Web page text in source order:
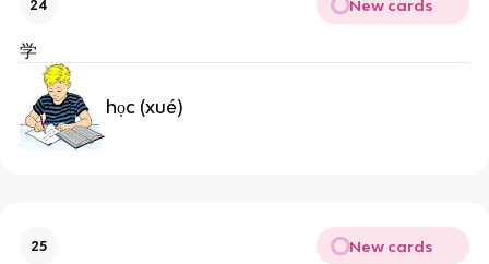
24 New cards
学
học (xué)
25 New cards